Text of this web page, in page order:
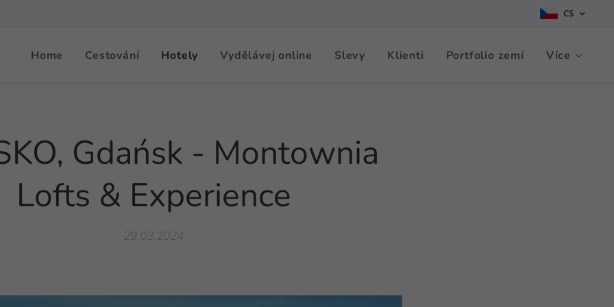
CS
Home Cestování Hotely Vydělávej online Slevy Klienti Portfolio zemí Více
Gdańsk - Montownia
Lofts & Experience
29.03.2024